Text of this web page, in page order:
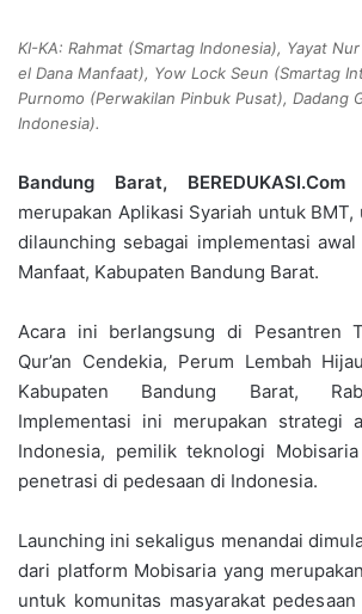
KI-KA: Rahmat (Smartag Indonesia), Yayat
el Dana Manfaat), Yow Lock Seun (Smartag
Purnomo (Perwakilan Pinbuk Pusat), Dadang
Indonesia).
Bandung Barat,
merupakan Aplikasi Syariah untuk
dilaunching sebagai implementasi
Manfaat, Kabupaten Bandung Barat.
Acara ini berlangsung di Pesantren
Qur’an Cendekia, Perum Lembah
Kabupaten Bandung Barat,
Implementasi ini merupakan strategi
Indonesia, pemilik teknologi
penetrasi di pedesaan di Indonesia.
Launching ini sekaligus menandai
dari platform Mobisaria yang
untuk komunitas masyarakat